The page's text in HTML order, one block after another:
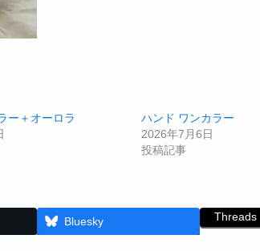
ー＋オーロラ
ハンド ワンカラー
2026年7月6日
投稿記事
Bluesky Threads